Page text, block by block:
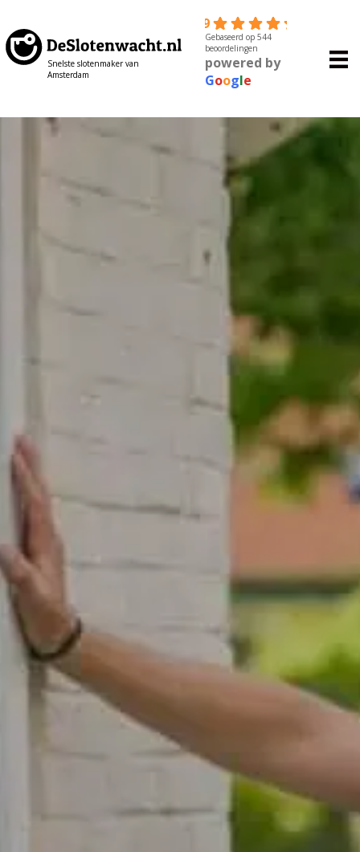
Snelste slotenmaker van
Amsterdam
4.9
Gebaseerd op 544
beoordelingen
powered by
Google